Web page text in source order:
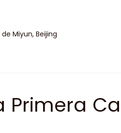
Miyun, Beijing
Primera